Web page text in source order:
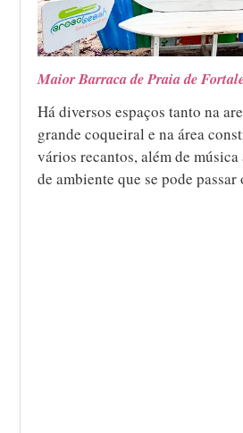
Maior Barraca de Praia de
Há diversos espaços tanto na
grande coqueiral e na área
vários recantos, além de
de ambiente que se pode